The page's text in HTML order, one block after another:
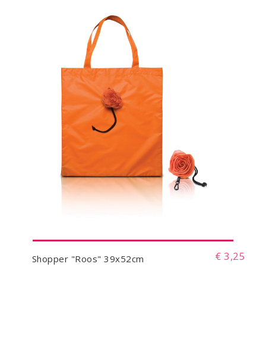
Shopper "Roos" 39x52cm € 3,25